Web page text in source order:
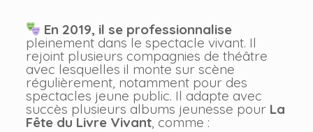
En 2019, il se professionnalise
pleinement dans le spectacle vivant. Il
rejoint plusieurs compagnies de théâtre
avec lesquelles il monte sur scène
régulièrement, notamment pour des
spectacles jeune public. Il adapte avec
succès plusieurs albums jeunesse pour La
Fête du Livre Vivant, comme :